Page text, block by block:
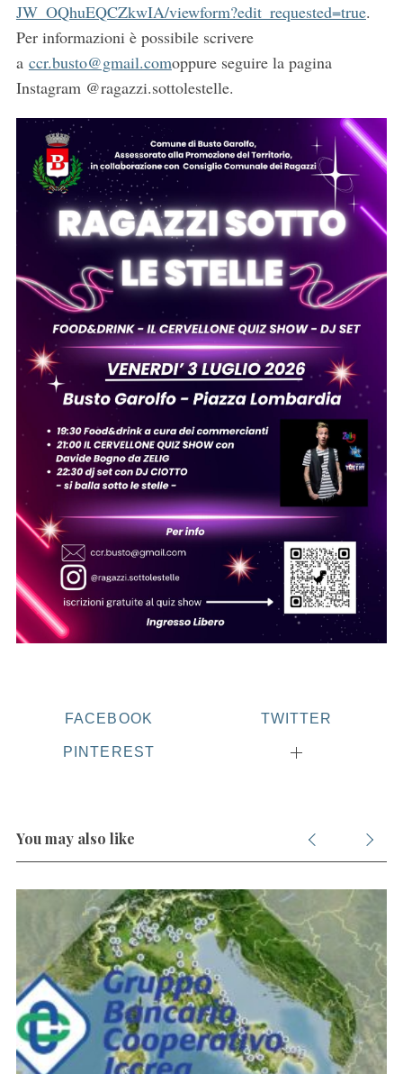
JW_OQhuEQCZkwIA/viewform?edit_requested=true.
Per informazioni è possibile scrivere
a ccr.busto@gmail.comoppure seguire la pagina
Instagram @ragazzi.sottolestelle.
FACEBOOK TWITTER
PINTEREST
You may also like
e
h
f